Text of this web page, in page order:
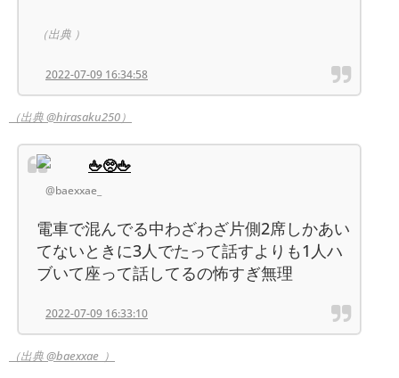
（出典 ）
2022-07-09 16:34:58
（出典 @hirasaku250）
🖕🥺🖕
@baexxae_
電車で混んでる中わざわざ片側2席しかあい
てないときに3人でたって話すよりも1人ハ
ブいて座って話してるの怖すぎ無理
2022-07-09 16:33:10
（出典 @baexxae_）